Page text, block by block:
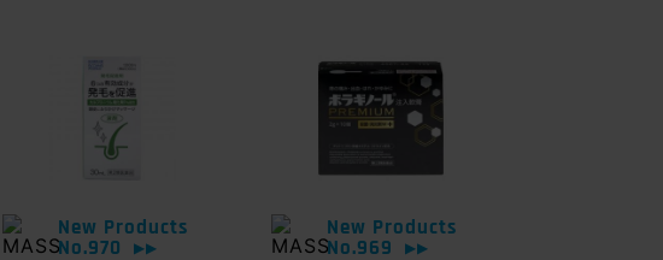
New Products
No.970
▶▶
New Products
No.969
▶▶